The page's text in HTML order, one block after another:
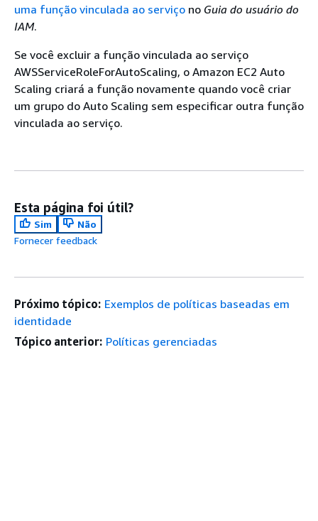
uma função vinculada ao serviço no Guia do usuário do
IAM.
Se você excluir a função vinculada ao serviço
AWSServiceRoleForAutoScaling, o Amazon EC2 Auto
Scaling criará a função novamente quando você criar
um grupo do Auto Scaling sem especificar outra função
vinculada ao serviço.
Esta página foi útil?
Sim
Não
Fornecer feedback
Próximo tópico: Exemplos de políticas baseadas em
identidade
Tópico anterior: Políticas gerenciadas